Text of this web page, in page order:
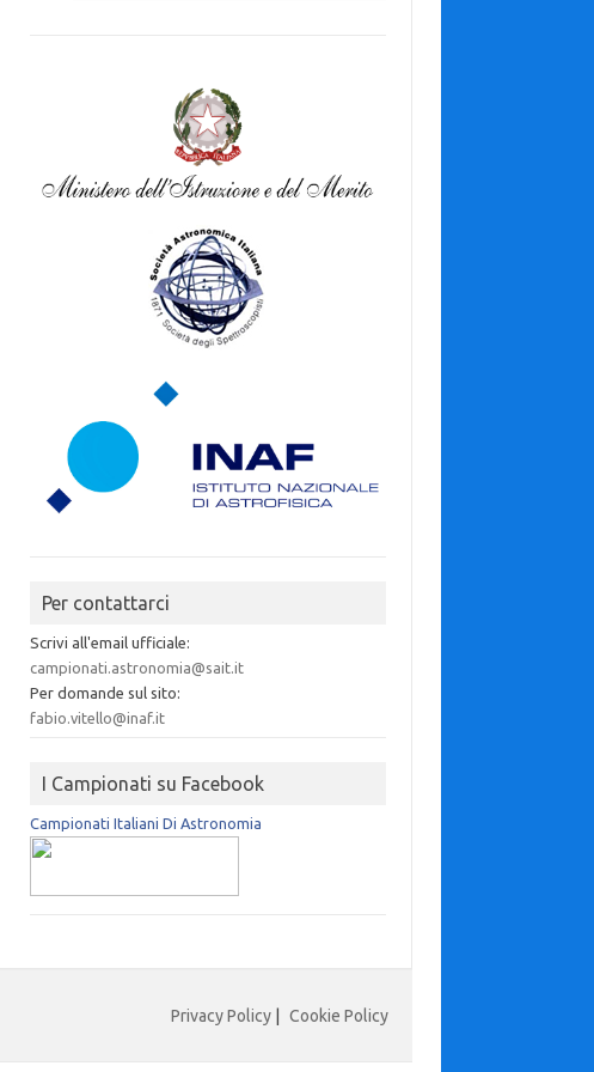
Per contattarci
Scrivi all'email ufficiale:
campionati.astronomia@sait.it
Per domande sul sito:
fabio.vitello@inaf.it
I Campionati su Facebook
Campionati Italiani Di Astronomia
Privacy Policy Cookie Policy